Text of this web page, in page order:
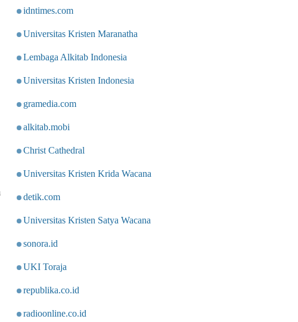
idntimes.com
Universitas Kristen Maranatha
Lembaga Alkitab Indonesia
Universitas Kristen Indonesia
gramedia.com
alkitab.mobi
Christ Cathedral
Universitas Kristen Krida Wacana
detik.com
Universitas Kristen Satya Wacana
sonora.id
UKI Toraja
republika.co.id
radioonline.co.id